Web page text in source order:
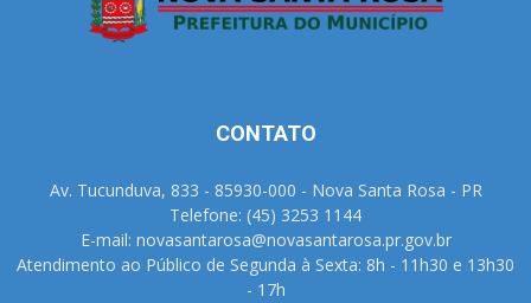
CONTATO
Av. Tucunduva, 833 - 85930-000 - Nova Santa Rosa - PR
Telefone: (45) 3253 1144
E-mail: novasantarosa@novasantarosa.pr.gov.br
Atendimento ao Público de Segunda à Sexta: 8h - 11h30 e 13h30
- 17h